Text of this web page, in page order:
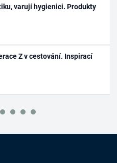
varují hygienici. Produkty
Z v cestování. Inspirací